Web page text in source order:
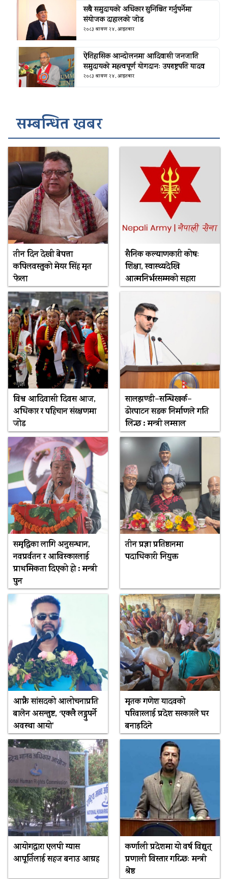
सबै समुदायको अधिकार सुनिश्चित गर्नुपर्नेमा
संयोजक दाहालको जोड
२०८३ श्रावण २४, आइतबार
ऐतिहासिक आन्दोलनमा आदिवासी जनजाति
समुदायको महत्वपूर्ण योगदानः उपराष्ट्रपति यादव
२०८३ श्रावण २४, आइतबार
सम्बन्धित खबर
तीन दिन देखी बेपत्ता
कपिलवस्तुको मेयर सिंह मृत
फेला
सैनिक कल्याणकारी कोषः
शिक्षा, स्वास्थ्यदेखि
आत्मनिर्भरसम्मको सहारा
विश्व आदिवासी दिवस आज,
अधिकार र पहिचान संरक्षणमा
जोड
सालझण्डी–सन्धिखर्क–
ढोरपाटन सडक निर्माणले गति
लिन्छ : मन्त्री लम्साल
समृद्धिका लागि अनुसन्धान,
नवप्रर्वतन र आविस्कारलाई
प्राथमिकता दिएको हो : मन्त्री
पुन
तीन प्रज्ञा प्रतिष्ठानमा
पदाधिकारी नियुक्त
आफ्नै सांसदको आलोचनाप्रति
बालेन असन्तुष्ट, ‘एक्लै लड्नुपर्ने
अवस्था आयो’
मृतक गणेश यादवको
परिवारलाई प्रदेश सरकारले घर
बनाइदिने
आयोगद्वारा एलपी ग्यास
आपूर्तिलाई सहज बनाउ आग्रह
कर्णाली प्रदेशमा यो वर्ष विद्युत्
प्रणाली विस्तार गरिन्छः मन्त्री
श्रेष्ठ